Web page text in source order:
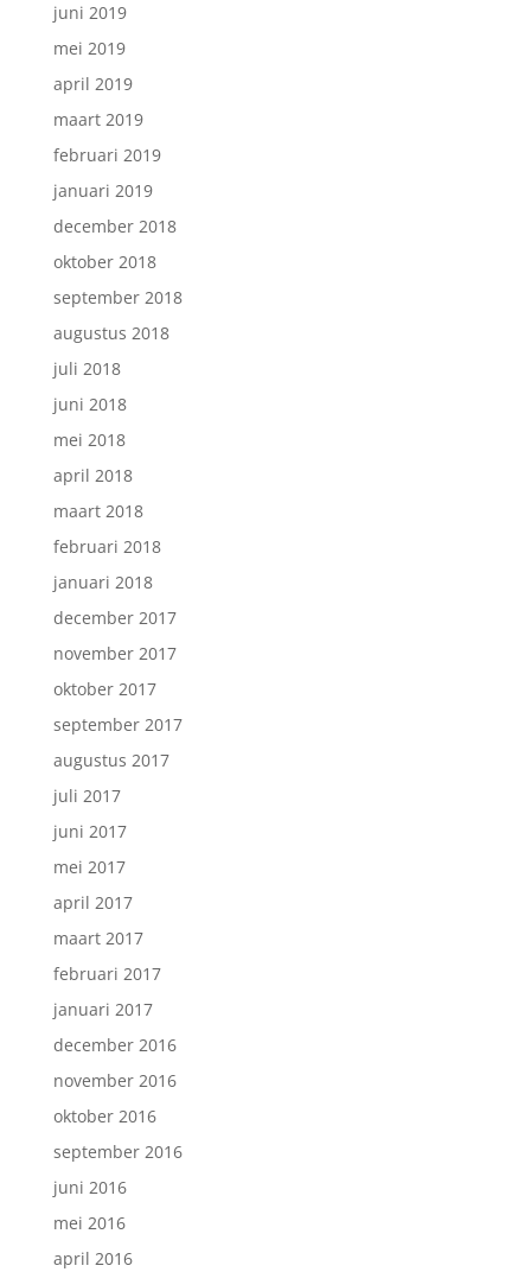
juni 2019
mei 2019
april 2019
maart 2019
februari 2019
januari 2019
december 2018
oktober 2018
september 2018
augustus 2018
juli 2018
juni 2018
mei 2018
april 2018
maart 2018
februari 2018
januari 2018
december 2017
november 2017
oktober 2017
september 2017
augustus 2017
juli 2017
juni 2017
mei 2017
april 2017
maart 2017
februari 2017
januari 2017
december 2016
november 2016
oktober 2016
september 2016
juni 2016
mei 2016
april 2016